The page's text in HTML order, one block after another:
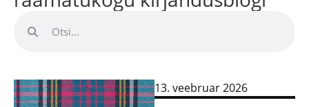
13. veebruar 2026